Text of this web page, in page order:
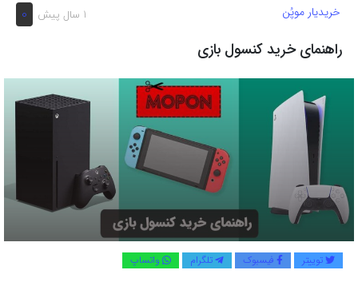
1 سال پیش 0 خریدیار موپُن
راهنمای خرید کنسول بازی
توییتر فیسبوک تلگرام واتساپ